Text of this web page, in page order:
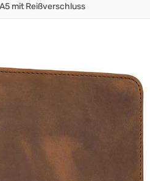
mit Reißverschluss